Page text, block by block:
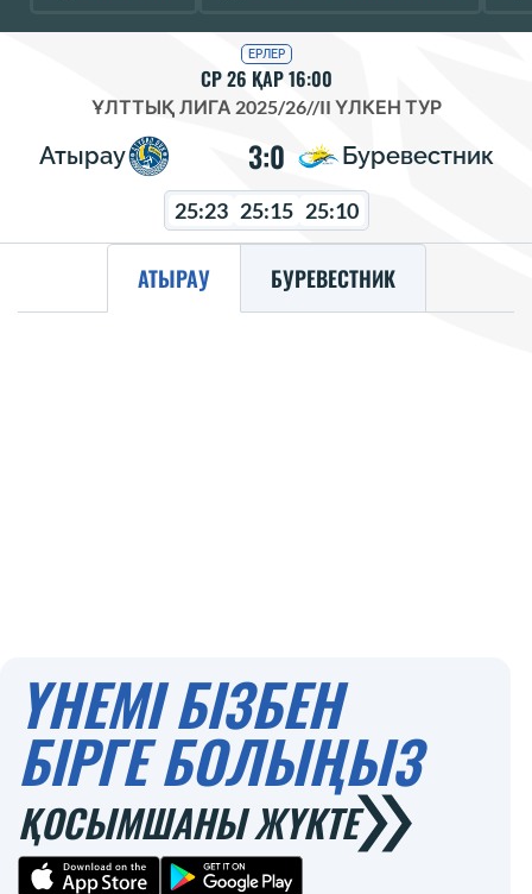
ЕРЛЕР
СР 26 ҚАР 16:00
ҰЛТТЫҚ ЛИГА 2025/26//II ҮЛКЕН ТУР
Атырау 3:0 Буревестник
25:23 25:15 25:10
АТЫРАУ БУРЕВЕСТНИК
ҮНЕМІ БІЗБЕН
БІРГЕ БОЛЫҢЫЗ
ҚОСЫМШАНЫ ЖҮКТЕ